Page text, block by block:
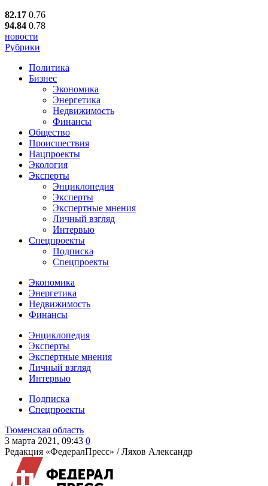
82.17 0.76
94.84 0.78
новости
Рубрики
Политика
Бизнес
Экономика
Энергетика
Недвижимость
Финансы
Общество
Происшествия
Нацпроекты
Экология
Эксперты
Энциклопедия
Эксперты
Экспертные мнения
Личный взгляд
Интервью
Спецпроекты
Подписка
Спецпроекты
Экономика
Энергетика
Недвижимость
Финансы
Энциклопедия
Эксперты
Экспертные мнения
Личный взгляд
Интервью
Подписка
Спецпроекты
Тюменская область
3 марта 2021, 09:43 0
Редакция «ФедералПресс» /Ляхов Александр